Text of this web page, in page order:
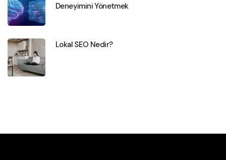
Deneyimini Yönetmek
Lokal SEO Nedir?